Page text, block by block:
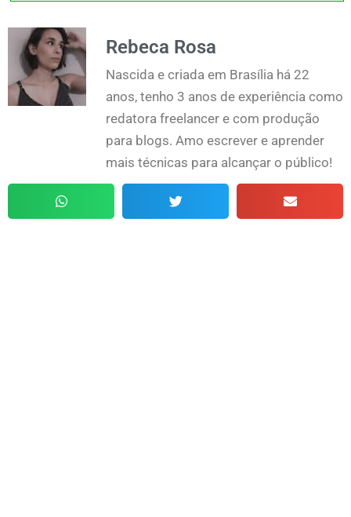
Rebeca Rosa
Nascida e criada em Brasília há 22
anos, tenho 3 anos de experiência como
redatora freelancer e com produção
para blogs. Amo escrever e aprender
mais técnicas para alcançar o público!